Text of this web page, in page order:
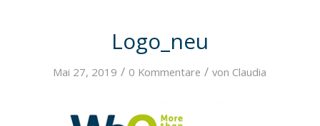
Logo_neu
Mai 27, 2019 / 0 Kommentare / von Claudia